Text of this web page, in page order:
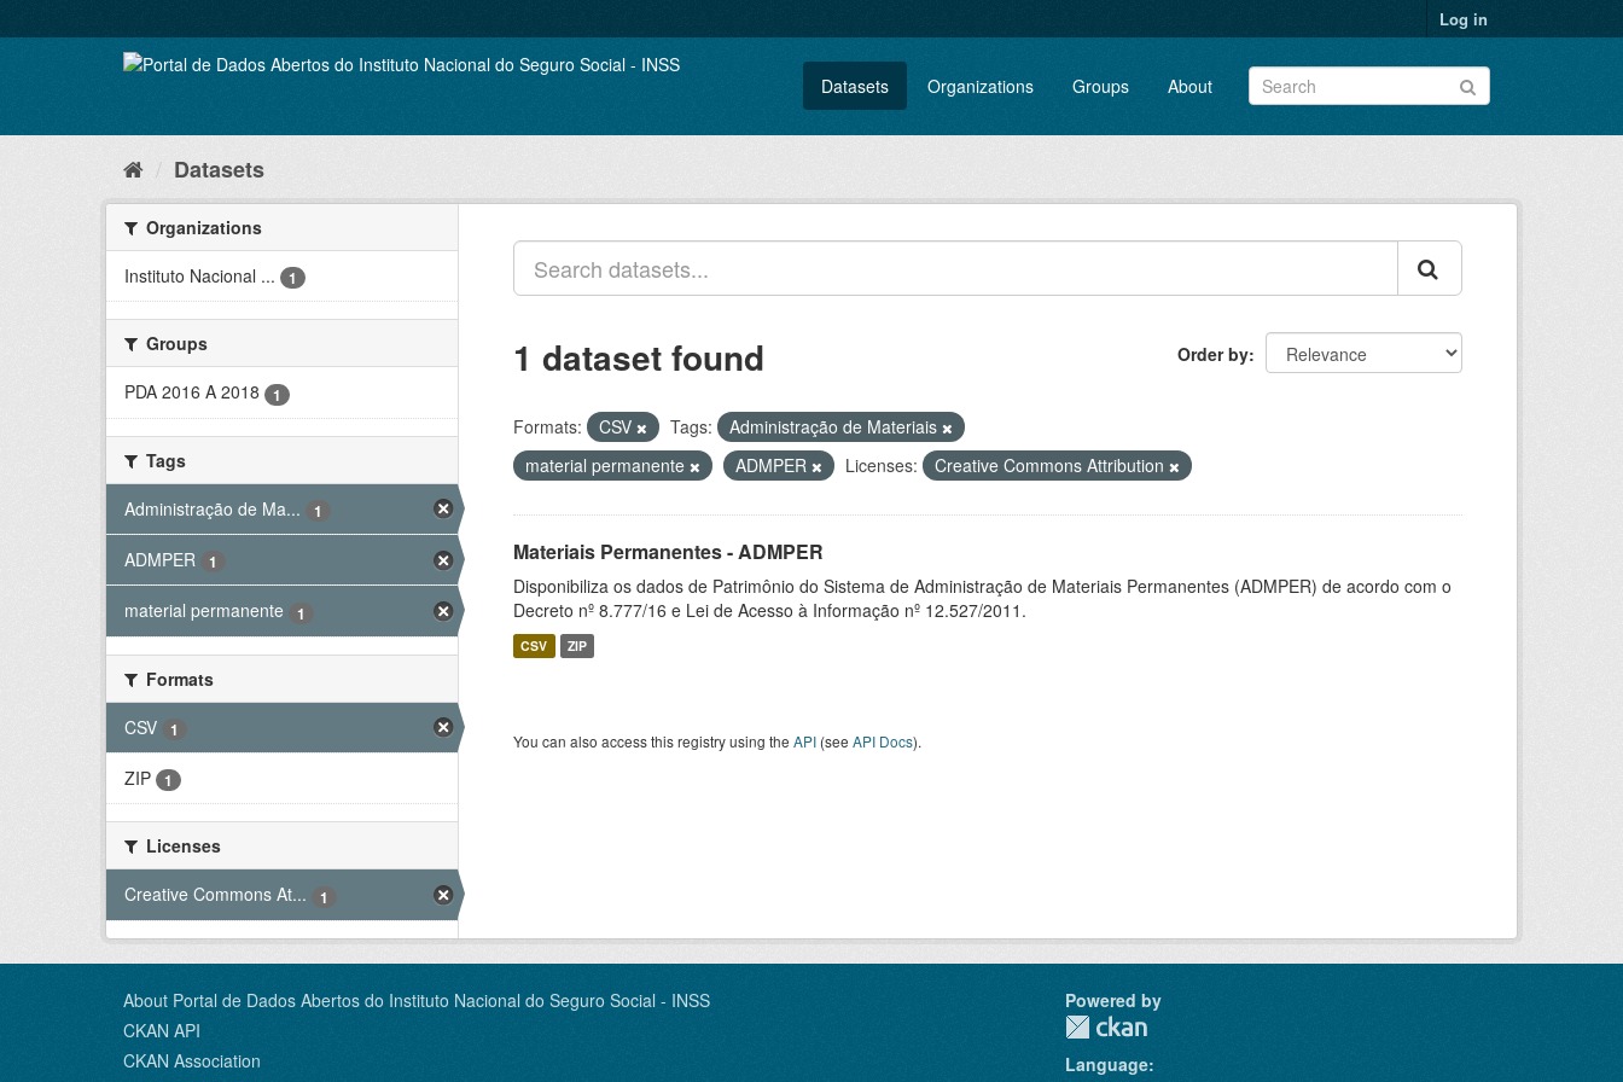
to
Log in
Datasets Organizations Groups About
Datasets
Organizations
Instituto Nacional ...
1
Groups
PDA 2016 A 2018
1
Tags
Administração de Ma...
1
ADMPER 1
material permanente 1
Formats
CSV
1
ZIP 1
Licenses
Creative Commons At...
1
Order by
1 dataset found
Formats: CSV Tags:
Administração de Materiais
material permanente
ADMPER Licenses: Creative Commons Attribution
Materiais Permanentes - ADMPER
Disponibiliza os dados de Patrimônio do Sistema de Administração de Materiais Permanentes (ADMPER) de acordo com o
Decreto nº 8.777/16 e Lei de Acesso à Informação nº 12.527/2011.
CSV ZIP
You can also access this registry using the API (see API Docs).
About Portal de Dados Abertos do Instituto Nacional do Seguro Social - INSS
CKAN API
CKAN Association
Powered by
Language